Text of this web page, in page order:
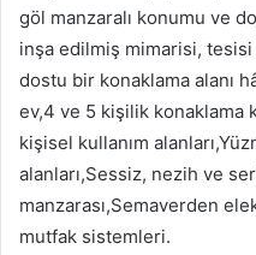
göl manzaralı konumu ve
inşa edilmiş mimarisi,
dostu bir konaklama alanı
ev,4 ve 5 kişilik konaklama
kişisel kullanım
alanları,Sessiz, nezih ve
manzarası,Semaverden
mutfak sistemleri.